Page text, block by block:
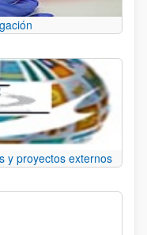
y proyectos externos